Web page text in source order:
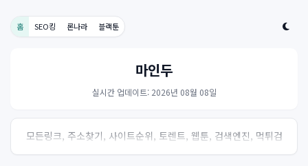
홈 SEO킹 론나라 블랙툰
마인두
실시간 업데이트: 2026년 08월 08일
모든링크, 주소찾기, 사이트순위, 토렌트, 웹툰, 검색엔진, 먹튀검
증, 스포츠, 드라마, 커뮤니티 링크사이트! 여기여